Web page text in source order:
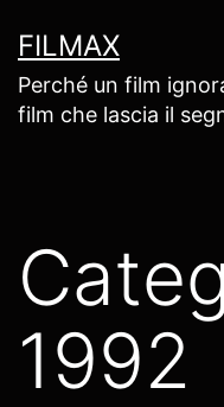
contenuto
FILMAX
Perché un film
film che lascia il
1992